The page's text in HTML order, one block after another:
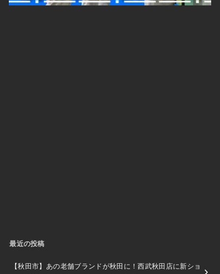
最近の投稿
【秋田市】あの老舗ブランドが秋田に！西武秋田店に新ショ